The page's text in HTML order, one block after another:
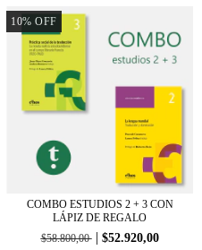
10% OFF
COMBO ESTUDIOS 2 + 3 CON
LÁPIZ DE REGALO
$58.800,00
$52.920,00